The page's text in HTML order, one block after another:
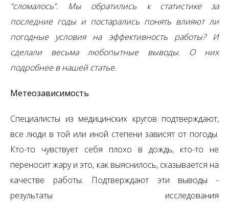
“сломалось”. Мы обратились к статистике за
последние годы и постарались понять влияют ли
погодные условия на эффективность работы? И
сделали весьма любопытные выводы. О них
подробнее в нашей статье.
Метеозависимость
Специалисты из медицинских кругов подтверждают,
все люди в той или иной степени зависят от погоды.
Кто-то чувствует себя плохо в дождь, кто-то не
переносит жару и это, как выяснилось, сказывается на
качестве работы. Подтверждают эти выводы -
результаты исследования